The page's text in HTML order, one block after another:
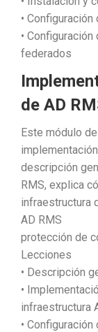
•
•
federados
de AD
Este módulo
descripción
RMS, explica
infraestructura
AD RMS
protección de
Lecciones
• Descripción
•
infraestructura
•